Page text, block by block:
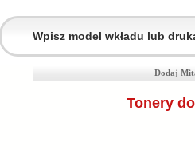
Dodaj
Tonery